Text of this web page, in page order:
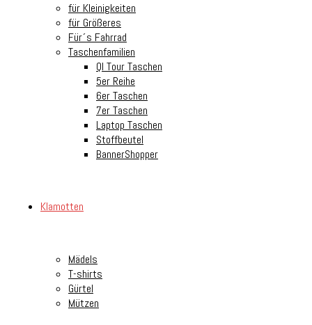
für Kleinigkeiten
für Größeres
Für´s Fahrrad
Taschenfamilien
Ql Tour Taschen
5er Reihe
6er Taschen
7er Taschen
Laptop Taschen
Stoffbeutel
BannerShopper
Klamotten
Mädels
T-shirts
Gürtel
Mützen